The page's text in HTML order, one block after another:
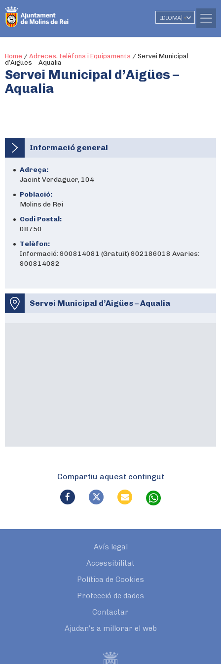
IDIOMA ▼
Home / Adreces, telèfons i Equipaments / Servei Municipal
d’Aigües – Aqualia
Servei Municipal d’Aigües –
Aqualia
Informació general
Adreça:
Jacint Verdaguer, 104
Població:
Molins de Rei
Codi Postal:
08750
Telèfon:
Informació: 900814081 (Gratuït) 902186018 Avaries:
900814082
Servei Municipal d’Aigües – Aqualia
Compartiu aquest contingut
Avís legal
Accessibilitat
Política de Cookies
Protecció de dades
Contactar
Ajudan’s a millorar el web